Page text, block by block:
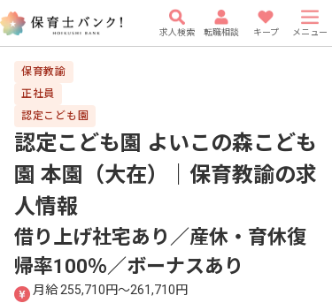
求人検索 転職相談 キープ メニュー
保育教諭
正社員
認定こども園
認定こども園 よいこの森こども
園 本園（大在）｜保育教諭の求
人情報
借り上げ社宅あり／産休・育休復
帰率100％／ボーナスあり
月給 255,710円〜261,710円